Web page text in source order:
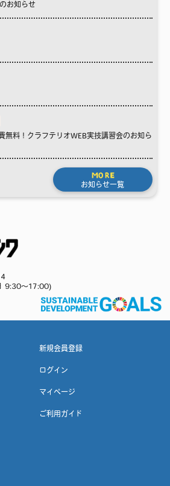
お知らせ
料！クラフテリオWEB実技講習会のお知ら
MORE
お知らせ一覧
9:30～17:00)
新規会員登録
ログイン
マイページ
ご利用ガイド